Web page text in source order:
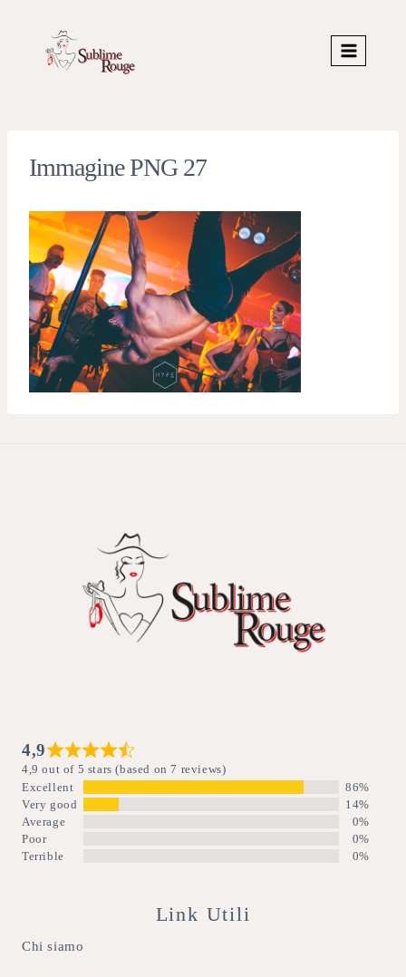
Immagine PNG 27
4,9
4,9 out of 5 stars (based on 7 reviews)
Excellent
86%
Very good
14%
Average
0%
Poor
0%
Terrible
0%
Link Utili
Chi siamo